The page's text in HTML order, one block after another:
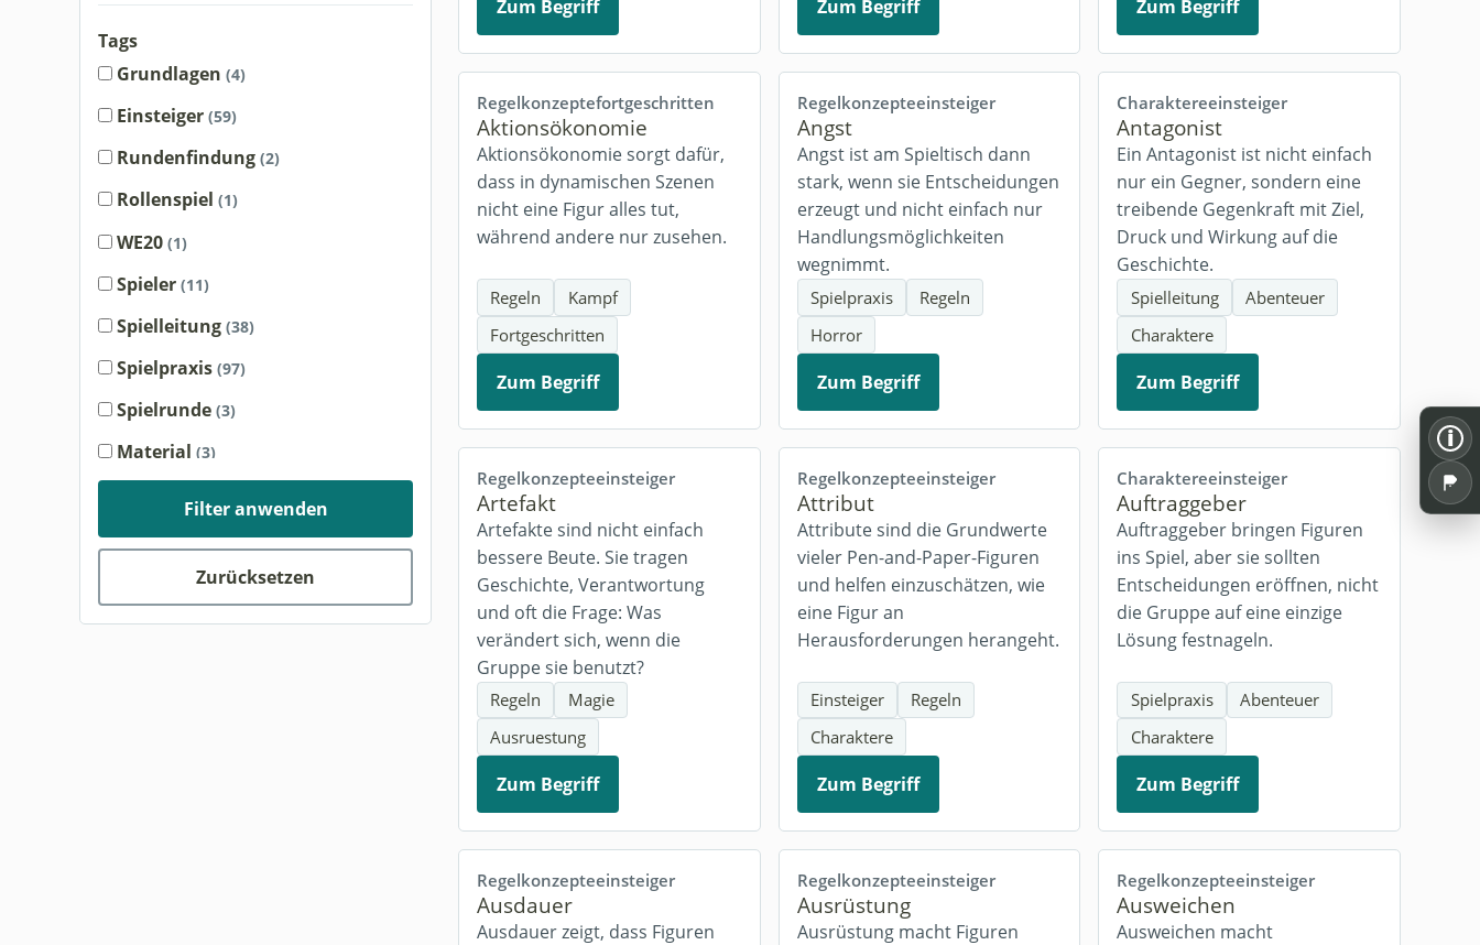
Tags
Grundlagen (4)
Einsteiger (59)
Rundenfindung (2)
Rollenspiel (1)
WE20 (1)
Spieler (11)
Spielleitung (38)
Spielpraxis (97)
Spielrunde (3)
Material (3)
Abenteuer(21)
Vorbereitung(5)
Szenario(1)
Filter anwenden
Zurücksetzen
Zum Begriff Zum Begriff Zum Begriff
Regelkonzeptefortgeschritten
Aktionsökonomie
Aktionsökonomie sorgt dafür,
dass in dynamischen Szenen
nicht eine Figur alles tut,
während andere nur zusehen.
Regeln
Kampf
Fortgeschritten
Zum Begriff
Regelkonzepteeinsteiger
Angst
Angst ist am Spieltisch dann
stark, wenn sie Entscheidungen
erzeugt und nicht einfach nur
Handlungsmöglichkeiten
wegnimmt.
Spielpraxis
Regeln
Horror
Zum Begriff
Charaktereeinsteiger
Antagonist
Ein Antagonist ist nicht einfach
nur ein Gegner, sondern eine
treibende Gegenkraft mit Ziel,
Druck und Wirkung auf die
Geschichte.
Spielleitung
Abenteuer
Charaktere
Zum Begriff
Regelkonzepteeinsteiger
Artefakt
Artefakte sind nicht einfach
bessere Beute. Sie tragen
Geschichte, Verantwortung
und oft die Frage: Was
verändert sich, wenn die
Gruppe sie benutzt?
Regeln
Magie
Ausruestung
Zum Begriff
Regelkonzepteeinsteiger
Attribut
Attribute sind die Grundwerte
vieler Pen-and-Paper-Figuren
und helfen einzuschätzen, wie
eine Figur an
Herausforderungen herangeht.
Einsteiger
Regeln
Charaktere
Zum Begriff
Charaktereeinsteiger
Auftraggeber
Auftraggeber bringen Figuren
ins Spiel, aber sie sollten
Entscheidungen eröffnen, nicht
die Gruppe auf eine einzige
Lösung festnageln.
Spielpraxis
Abenteuer
Charaktere
Zum Begriff
Regelkonzepteeinsteiger
Ausdauer
Ausdauer zeigt, dass Figuren
Regelkonzepteeinsteiger
Ausrüstung
Ausrüstung macht Figuren
Regelkonzepteeinsteiger
Ausweichen
Ausweichen macht
i